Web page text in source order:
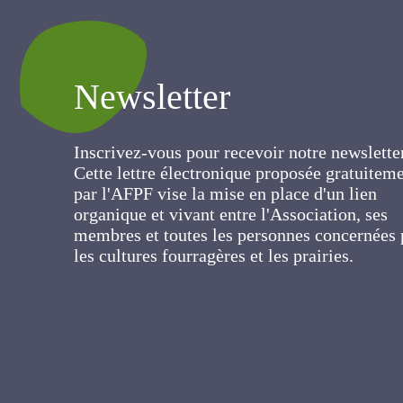
Newsletter
Inscrivez-vous pour recevoir notre
Cette lettre électronique proposée
gratuitement par l'AFPF vise la mise en
d'un lien organique et vivant entre
l'Association, ses membres et toutes les
personnes concernées par les cultures
fourragères et les prairies.